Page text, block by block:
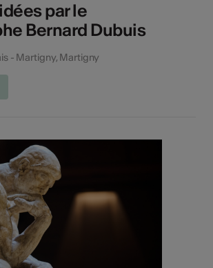
par le
Bernard Dubuis
- Martigny, Martigny